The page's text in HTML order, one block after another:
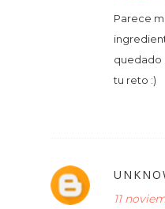
Parece
quedado
tu reto :)
11